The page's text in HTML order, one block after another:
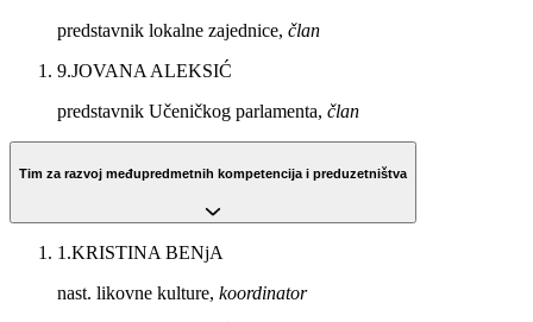
predstavnik lokalne zajednice, član
9.JOVANA ALEKSIĆ
predstavnik Učeničkog parlamenta, član
Tim za razvoj međupredmetnih kompetencija i preduzetništva
1.KRISTINA BENjA
nast. likovne kulture, koordinator